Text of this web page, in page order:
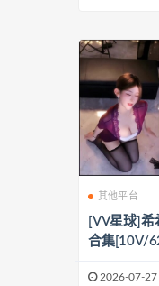
其他平台
[VV星球]希
合集[10V/
2026-07-27